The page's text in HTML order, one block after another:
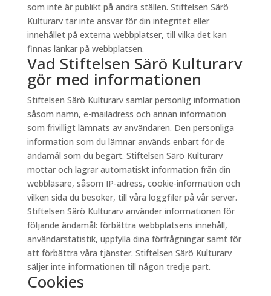
som inte är publikt på andra ställen. Stiftelsen Särö
Kulturarv tar inte ansvar för din integritet eller
innehållet på externa webbplatser, till vilka det kan
finnas länkar på webbplatsen.
Vad Stiftelsen Särö Kulturarv
gör med informationen
Stiftelsen Särö Kulturarv samlar personlig information
såsom namn, e-mailadress och annan information
som frivilligt lämnats av användaren. Den personliga
information som du lämnar används enbart för de
ändamål som du begärt. Stiftelsen Särö Kulturarv
mottar och lagrar automatiskt information från din
webbläsare, såsom IP-adress, cookie-information och
vilken sida du besöker, till våra loggfiler på vår server.
Stiftelsen Särö Kulturarv använder informationen för
följande ändamål: förbättra webbplatsens innehåll,
användarstatistik, uppfylla dina förfrågningar samt för
att förbättra våra tjänster. Stiftelsen Särö Kulturarv
säljer inte informationen till någon tredje part.
Cookies